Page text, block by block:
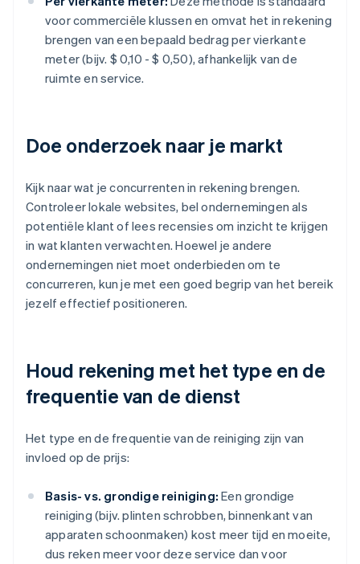
voor commerciële klussen en omvat het in rekening
brengen van een bepaald bedrag per vierkante
meter (bijv. $ 0,10 - $ 0,50), afhankelijk van de
ruimte en service.
Doe onderzoek naar je markt
Kijk naar wat je concurrenten in rekening brengen.
Controleer lokale websites, bel ondernemingen als
potentiële klant of lees recensies om inzicht te krijgen
in wat klanten verwachten. Hoewel je andere
ondernemingen niet moet onderbieden om te
concurreren, kun je met een goed begrip van het bereik
jezelf effectief positioneren.
Houd rekening met het type en de
frequentie van de dienst
Het type en de frequentie van de reiniging zijn van
invloed op de prijs:
Basis- vs. grondige reiniging: Een grondige
reiniging (bijv. plinten schrobben, binnenkant van
apparaten schoonmaken) kost meer tijd en moeite,
dus reken meer voor deze service dan voor